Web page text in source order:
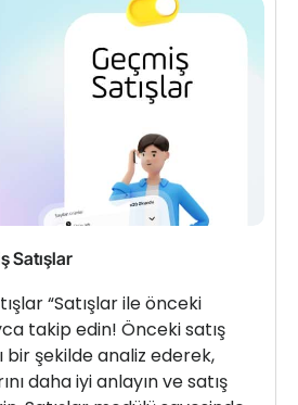
Satışlar
“Satışlar ile önceki
takip edin! Önceki satış
bir şekilde analiz ederek,
daha iyi anlayın ve satış